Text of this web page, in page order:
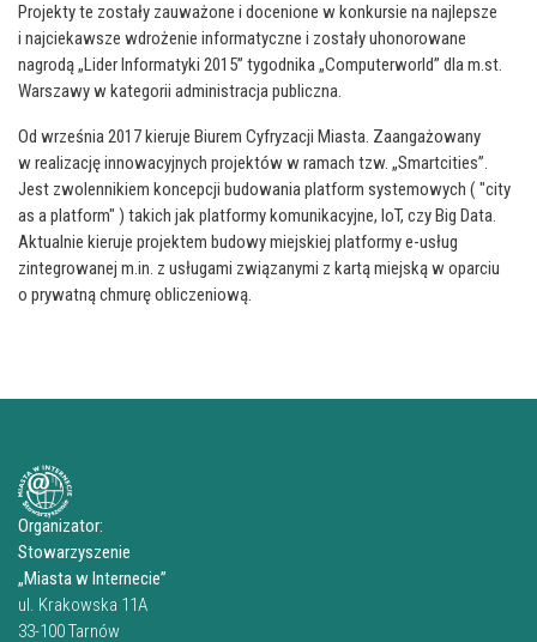
Projekty te zostały zauważone i docenione w konkursie na najlepsze
i najciekawsze wdrożenie informatyczne i zostały uhonorowane
nagrodą „Lider Informatyki 2015” tygodnika „Computerworld” dla m.st.
Warszawy w kategorii administracja publiczna.
Od września 2017 kieruje Biurem Cyfryzacji Miasta. Zaangażowany
w realizację innowacyjnych projektów w ramach tzw. „Smartcities”.
Jest zwolennikiem koncepcji budowania platform systemowych ( "city
as a platform" ) takich jak platformy komunikacyjne, IoT, czy Big Data.
Aktualnie kieruje projektem budowy miejskiej platformy e-usług
zintegrowanej m.in. z usługami związanymi z kartą miejską w oparciu
o prywatną chmurę obliczeniową.
Organizator:
Stowarzyszenie
„Miasta w Internecie”
ul. Krakowska 11A
33-100 Tarnów